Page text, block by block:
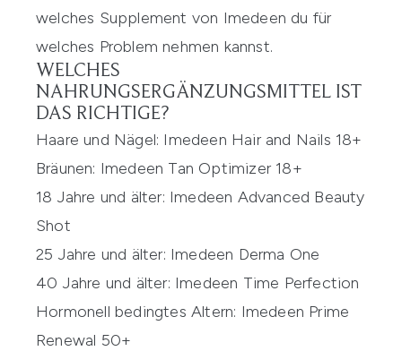
welches Supplement von Imedeen du für
welches Problem nehmen kannst.
WELCHES
NAHRUNGSERGÄNZUNGSMITTEL IST
DAS RICHTIGE?
Haare und Nägel: Imedeen Hair and Nails 18+
Bräunen: Imedeen Tan Optimizer 18+
18 Jahre und älter: Imedeen Advanced Beauty
Shot
25 Jahre und älter: Imedeen Derma One
40 Jahre und älter: Imedeen Time Perfection
Hormonell bedingtes Altern: Imedeen Prime
Renewal 50+